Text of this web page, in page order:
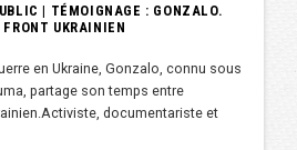
| TÉMOIGNAGE : GONZALO.
UKRAINIEN
en Ukraine, Gonzalo, connu sous
partage son temps entre
documentariste et